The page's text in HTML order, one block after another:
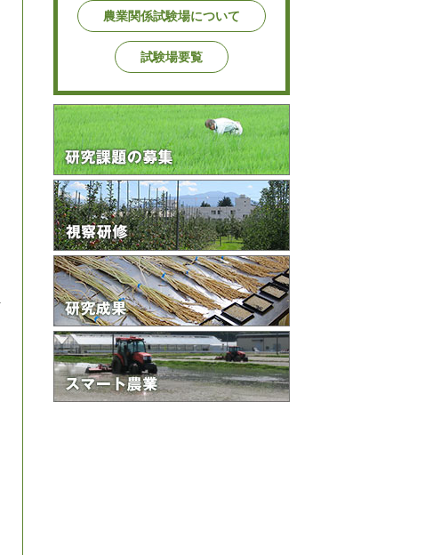
農業関係試験場について
試験場要覧